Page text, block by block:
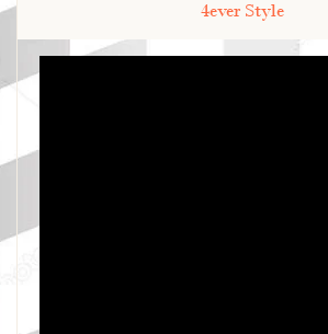
4ever Style